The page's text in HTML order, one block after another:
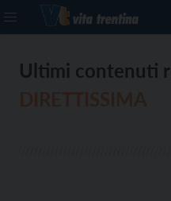
Ultimi contenuti